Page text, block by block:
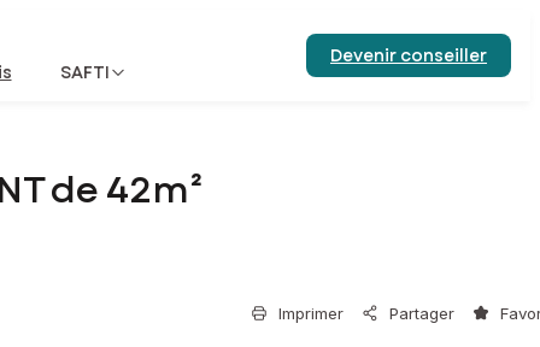
SAFTI
Devenir conseiller
de 42m²
Imprimer Partager